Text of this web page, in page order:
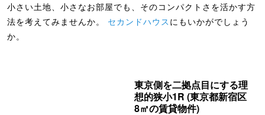
小さい土地、小さなお部屋でも、そのコンパクトさを活かす方
法を考えてみませんか。 セカンドハウス にもいかがでしょう
か。
東京側を二拠点目にする理
想的狭小1R (東京都新宿区
8㎡の賃貸物件)